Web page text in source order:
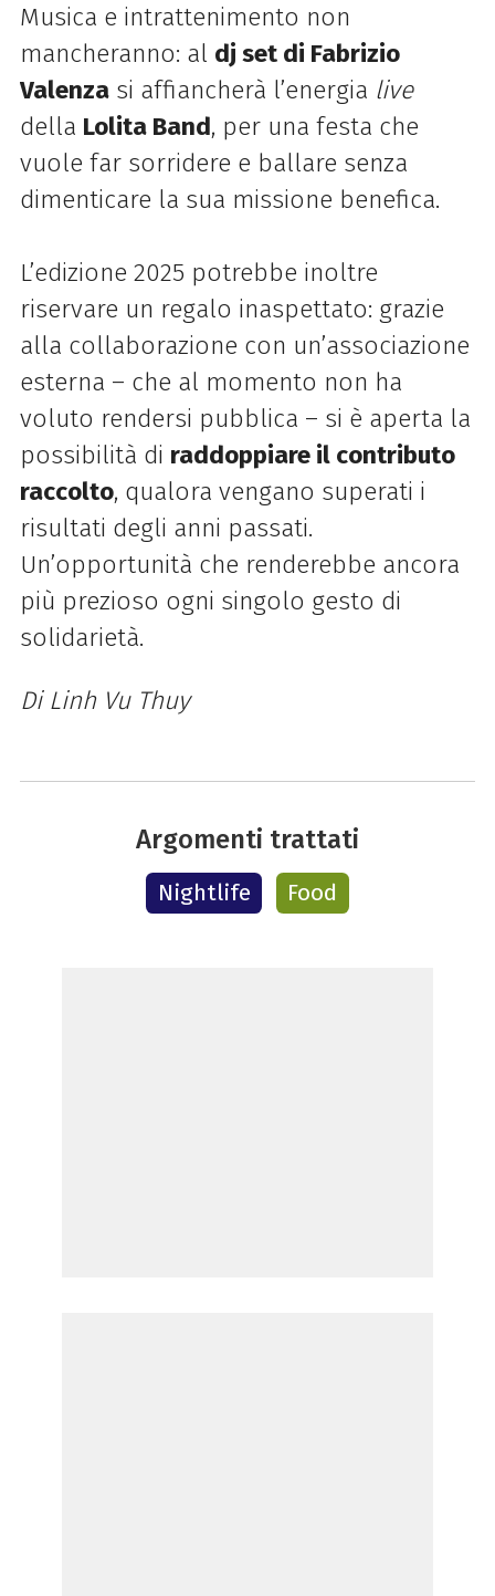
Musica e intrattenimento non
mancheranno: al dj set di Fabrizio
Valenzasi affiancherà l’energia live
della Lolita Band, per una festa che
vuole far sorridere e ballare senza
dimenticare la sua missione benefica.
L’edizione 2025 potrebbe inoltre
riservare un regalo inaspettato: grazie
alla collaborazione con un’associazione
esterna – che al momento non ha
voluto rendersi pubblica – si è aperta la
possibilità di raddoppiare il contributo
raccolto, qualora vengano superati i
risultati degli anni passati.
Un’opportunità che renderebbe ancora
più prezioso ogni singolo gesto di
solidarietà.
Di Linh Vu Thuy
Argomenti trattati
Nightlife Food